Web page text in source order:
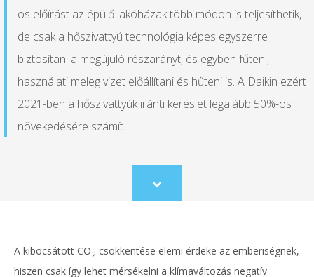
os előírást az épülő lakóházak több módon is teljesíthetik,
de csak a hőszivattyú technológia képes egyszerre
biztosítani a megújuló részarányt, és egyben fűteni,
használati meleg vizet előállítani és hűteni is. A Daikin ezért
2021-ben a hőszivattyúk iránti kereslet legalább 50%-os
növekedésére számít.
Scroll
to
A kibocsátott CO2 csökkentése elemi érdeke az emberiségnek,
hiszen csak így lehet mérsékelni a klímaváltozás negatív